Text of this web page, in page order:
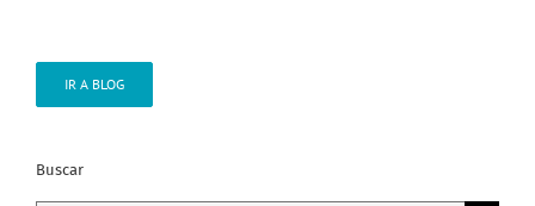
IR A BLOG
Buscar